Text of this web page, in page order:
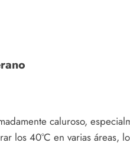
caluroso,
los 40°C en varias áreas,